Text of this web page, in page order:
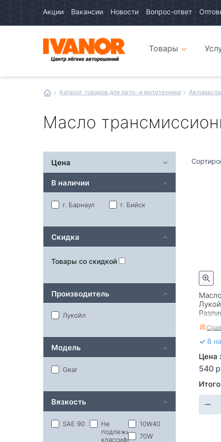
Акции Вакансии Новости Вопрос-ответ
интернетТовары
Каталог товаров для авто- и мототехники Автомасла
Масло
В
Цена
540
Цена
В наличии
г. Барнаул г. Бийск
Скидка
Товары со скидкой
Производитель
Лукойл
Модель
Gear
Вязкость
SAE 90
Не
подлежит
классификации
10W40
70W